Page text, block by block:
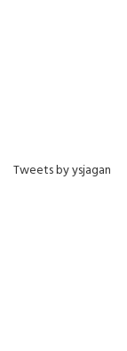
Tweets by ysjagan